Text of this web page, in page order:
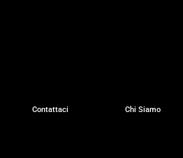
Contattaci Chi Siamo